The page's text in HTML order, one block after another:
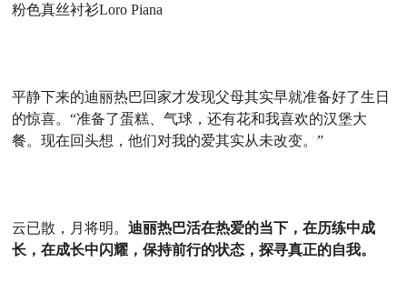
粉色真丝衬衫Loro Piana
平静下来的迪丽热巴回家才发现父母其实早就准备好了生日
的惊喜。“准备了蛋糕、气球，还有花和我喜欢的汉堡大
餐。现在回头想，他们对我的爱其实从未改变。”
云已散，月将明。迪丽热巴活在热爱的当下，在历练中成
长，在成长中闪耀，保持前行的状态，探寻真正的自我。